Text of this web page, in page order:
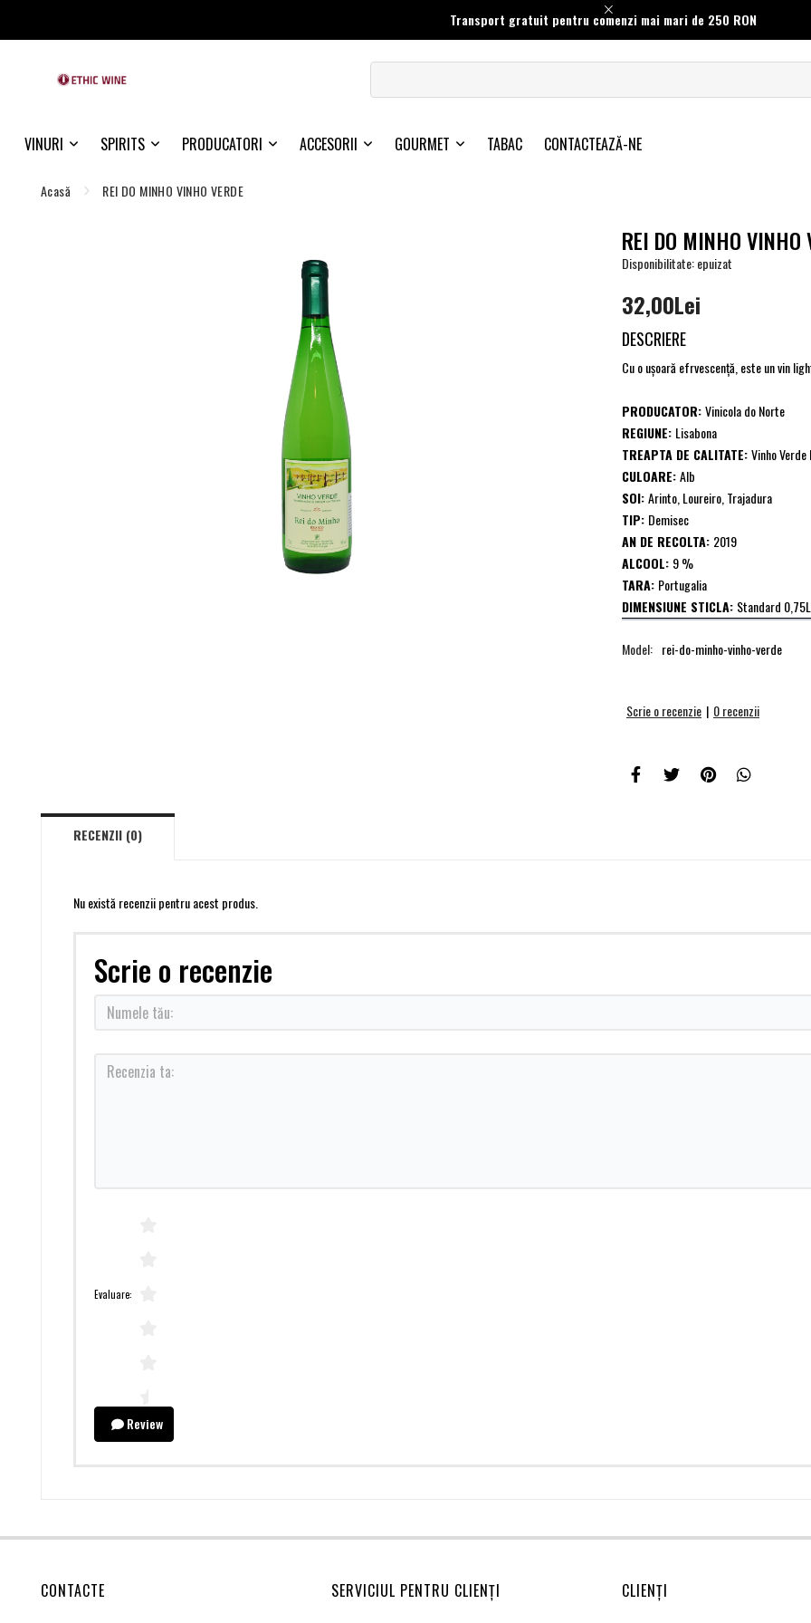
Transport gratuit pentru comenzi mai mari de 250 RON
VINURI SPIRITS PRODUCATORI ACCESORII GOURMET TABAC CONTACTEAZĂ-NE
Acasă REI DO MINHO VINHO VERDE
REI DO MINHO VINHO
Disponibilitate: epuizat
32,00Lei
DESCRIERE
Cu o ușoară efrvescență, este un vin
PRODUCATOR:Vinicola do Norte
REGIUNE: Lisabona
TREAPTA DE CALITATE:Vinho Verde
CULOARE:Alb
SOI:Arinto, Loureiro, Trajadura
TIP: Demisec
AN DE RECOLTA: 2019
ALCOOL: 9 %
TARA: Portugalia
DIMENSIUNE STICLA: Standard 0,75L
Model: rei-do-minho-vinho-verde
Scrie o recenzie | 0 recenzii
RECENZII (0)
Nu există recenzii pentru acest produs.
Scrie o recenzie
Evaluare:
Review
CONTACTE SERVICIUL PENTRU CLIENȚI CLIENȚI